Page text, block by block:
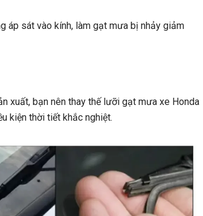
áp sát vào kính, làm gạt mưa bị nhảy giảm
xuất, bạn nên thay thế lưỡi gạt mưa xe Honda
kiện thời tiết khắc nghiệt.